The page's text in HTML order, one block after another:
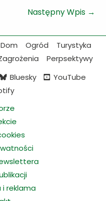
Następny Wpis →
Dom Ogród
Turystyka
Perpsektywy
Bluesky
YouTube
i reklama